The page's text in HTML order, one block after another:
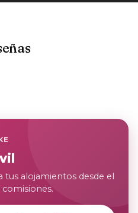
tus alojamientos desde el